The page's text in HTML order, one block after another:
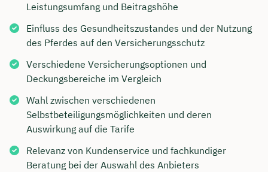
Leistungsumfang und Beitragshöhe
Einfluss des Gesundheitszustandes und der Nutzung
des Pferdes auf den Versicherungsschutz
Verschiedene Versicherungsoptionen und
Deckungsbereiche im Vergleich
Wahl zwischen verschiedenen
Selbstbeteiligungsmöglichkeiten und deren
Auswirkung auf die Tarife
Relevanz von Kundenservice und fachkundiger
Beratung bei der Auswahl des Anbieters